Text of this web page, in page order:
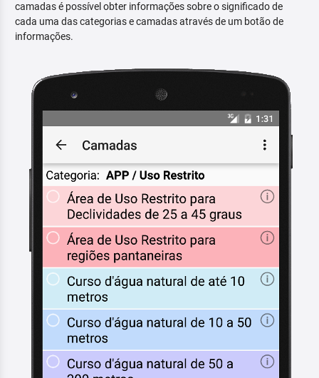
camadas é possível obter informações sobre o significado de
cada uma das categorias e camadas através de um botão de
informações.